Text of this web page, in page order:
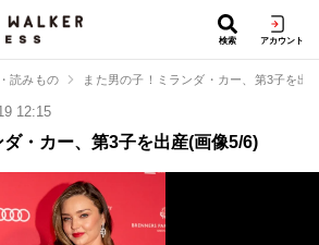
検索 アカウント
読みもの また男の子！ミランダ・カー、第3子を出
12:15
・カー、第3子を出産(画像5/6)